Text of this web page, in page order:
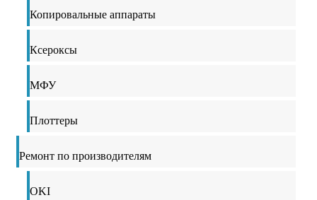
Копировальные аппараты
Ксероксы
МФУ
Плоттеры
Ремонт по производителям
OKI